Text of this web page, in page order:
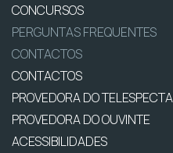
CONCURSOS
PERGUNTAS FREQUENTES
CONTACTOS
CONTACTOS
PROVEDORA DO
PROVEDORA DO OUVINTE
ACESSIBILIDADES